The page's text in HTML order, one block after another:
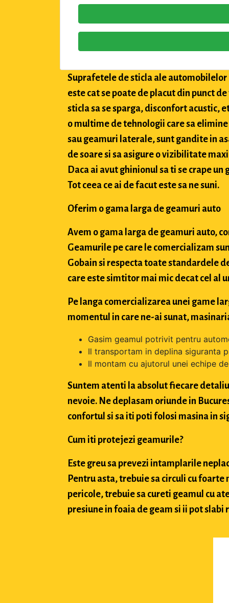
Suprafetele de sticla ale automobilelor
este cat se poate de placut din punct
sticla sa se sparga, disconfort acustic,
o multime de tehnologii care sa
sau geamuri laterale, sunt gandite in
de soare si sa asigure o vizibilitate
Daca ai avut ghinionul sa ti se crape
Tot ceea ce ai de facut este sa ne suni.
Oferim o gama larga de geamuri auto
Avem o gama larga de geamuri auto,
Geamurile pe care le comercializam
Gobain si respecta toate standardele
care este simtitor mai mic decat cel al
Pe langa comercializarea unei game
momentul in care ne-ai sunat,
Gasim geamul potrivit pentru
Il transportam in deplina siguranta
Il montam cu ajutorul unei echipe
Suntem atenti la absolut fiecare
nevoie. Ne deplasam oriunde in
confortul si sa iti poti folosi masina in
Cum iti protejezi geamurile?
Este greu sa prevezi intamplarile
Pentru asta, trebuie sa circuli cu
pericole, trebuie sa cureti geamul cu
presiune in foaia de geam si ii pot slabi